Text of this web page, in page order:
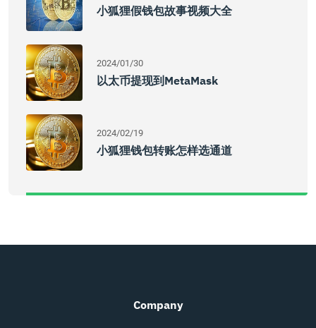
小狐狸假钱包故事视频大全
2024/01/30
以太币提现到MetaMask
2024/02/19
小狐狸钱包转账怎样选通道
Company